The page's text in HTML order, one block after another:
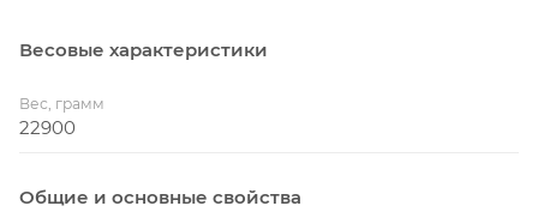
Весовые характеристики
Вес, грамм
22900
Общие и основные свойства